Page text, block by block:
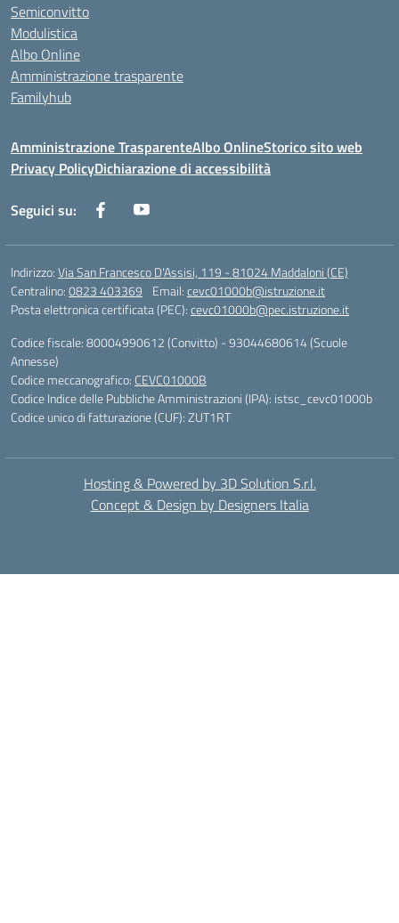
Semiconvitto
Modulistica
Albo Online
Amministrazione trasparente
Familyhub
Amministrazione TrasparenteAlbo OnlineStorico sito web
Privacy PolicyDichiarazione di accessibilità
Seguici su:
Indirizzo:Via San Francesco D'Assisi, 119 - 81024 Maddaloni (CE)
Centralino:0823 403369 Email:cevc01000b@istruzione.it
Posta elettronica certificata (PEC):cevc01000b@pec.istruzione.it
Codice fiscale: 80004990612 (Convitto) - 93044680614 (Scuole
Annesse)
Codice meccanografico: CEVC01000B
Codice Indice delle Pubbliche Amministrazioni (IPA): istsc_cevc01000b
Codice unico di fatturazione (CUF): ZUT1RT
Hosting & Powered by 3D Solution S.r.l.
Concept & Design by Designers Italia